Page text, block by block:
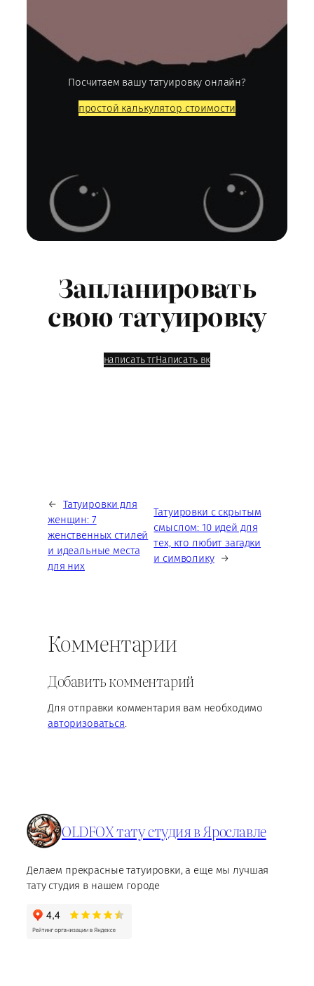
Посчитаем вашу татуировку онлайн?
простой калькулятор стоимости
Запланировать
свою татуировку
написать тгНаписать вк
← Татуировки для
женщин: 7
женственных стилей
и идеальные места
для них
Татуировки с скрытым
смыслом: 10 идей для
тех, кто любит загадки
и символику →
Комментарии
Добавить комментарий
Для отправки комментария вам необходимо
авторизоваться.
OLDFOX тату студия в Ярославле
Делаем прекрасные татуировки, а еще мы лучшая
тату студия в нашем городе